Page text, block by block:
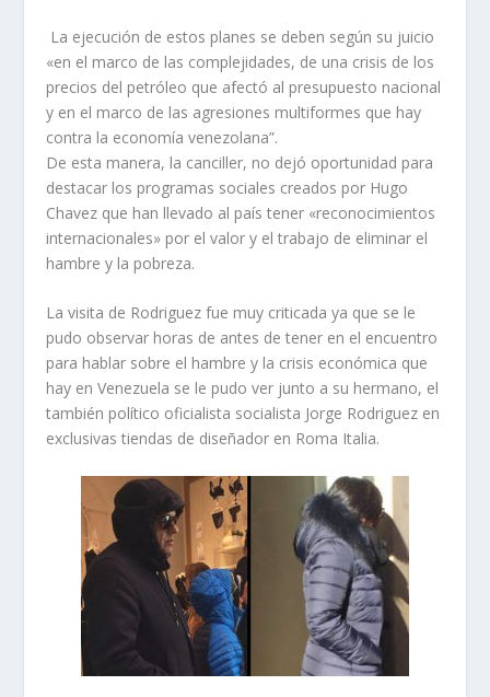
La ejecución de estos planes se deben según su juicio
«en el marco de las complejidades, de una crisis de los
precios del petróleo que afectó al presupuesto nacional
y en el marco de las agresiones multiformes que hay
contra la economía venezolana”.
De esta manera, la canciller, no dejó oportunidad para
destacar los programas sociales creados por Hugo
Chavez que han llevado al país tener «reconocimientos
internacionales» por el valor y el trabajo de eliminar el
hambre y la pobreza.
La visita de Rodriguez fue muy criticada ya que se le
pudo observar horas de antes de tener en el encuentro
para hablar sobre el hambre y la crisis económica que
hay en Venezuela se le pudo ver junto a su hermano, el
también político oficialista socialista Jorge Rodriguez en
exclusivas tiendas de diseñador en Roma Italia.